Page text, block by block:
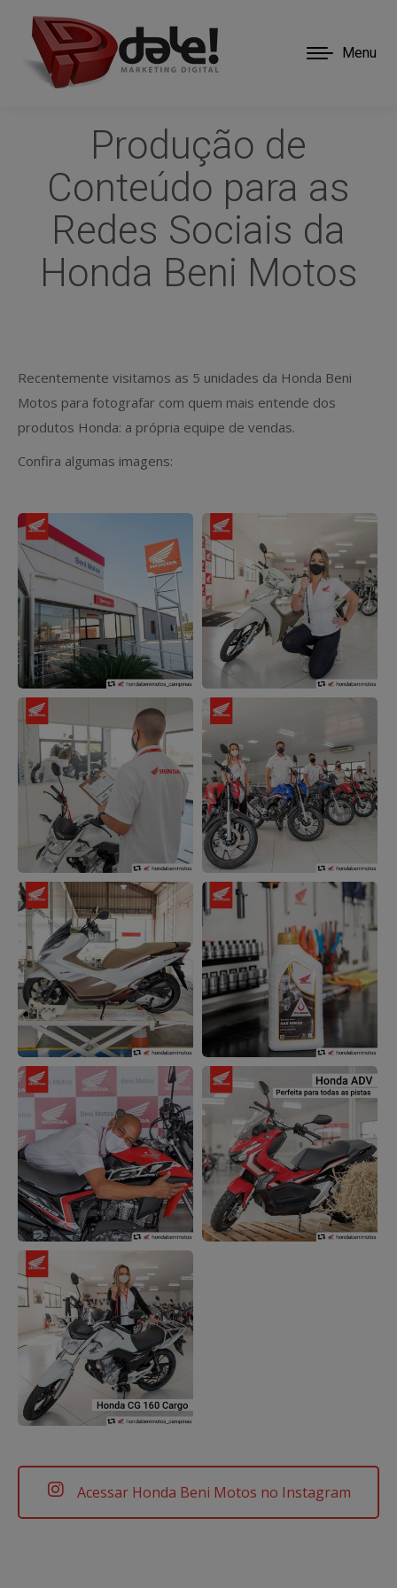
Menu
Produção de
Conteúdo para as
Redes Sociais da
Honda Beni Motos
Recentemente visitamos as 5 unidades da Honda Beni
Motos para fotografar com quem mais entende dos
produtos Honda: a própria equipe de vendas.
Confira algumas imagens:
Acessar Honda Beni Motos no Instagram